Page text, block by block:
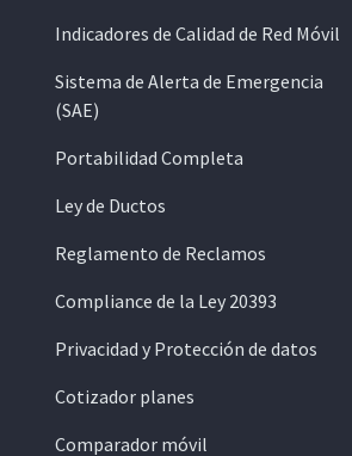
Indicadores de Calidad de Red Móvil
Sistema de Alerta de Emergencia
(SAE)
Portabilidad Completa
Ley de Ductos
Reglamento de Reclamos
Compliance de la Ley 20393
Privacidad y Protección de datos
Cotizador planes
Comparador móvil